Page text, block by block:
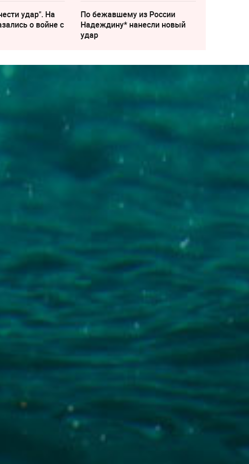
удар". На
о войне с
По бежавшему из России
Надеждину* нанесли новый
удар